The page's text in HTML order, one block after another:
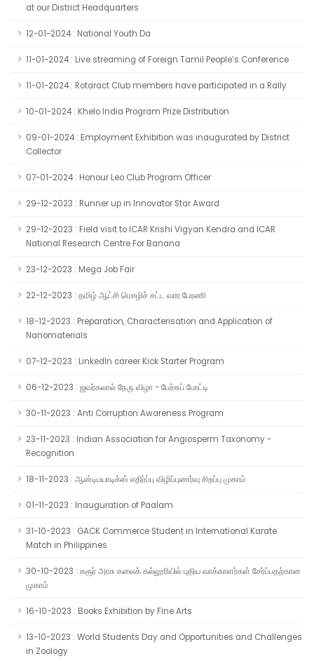
at our District Headquarters
12-01-2024 : National Youth Da
11-01-2024 : Live streaming of Foreign Tamil People’s Conference
11-01-2024 : Rotaract Club members have participated in a Rally
10-01-2024 : Khelo India Program Prize Distribution
09-01-2024 : Employment Exhibition was inaugurated by District
Collector
07-01-2024 : Honour Leo Club Program Officer
29-12-2023 : Runner up in Innovator Star Award
29-12-2023 : Field visit to ICAR Krishi Vigyan Kendra and ICAR
National Research Centre For Banana
23-12-2023 : Mega Job Fair
22-12-2023 : தமிழ் ஆட்சி மொழிச் சட்ட வார பேரணி
18-12-2023 : Preparation, Characterisation and Application of
Nanomaterials
07-12-2023 : LinkedIn career Kick Starter Program
06-12-2023 : ஜவர்கலால் நேரு விழா - பேச்சுப் போட்டி
30-11-2023 : Anti Corruption Awareness Program
23-11-2023 : Indian Association for Angiosperm Taxonomy -
Recognition
18-11-2023 : ஆன்டிபயாடிக்ஸ் எதிர்ப்பு விழிப்புணர்வு சிறப்பு முகாம்
01-11-2023 : Inauguration of Paalam
31-10-2023 : GACK Commerce Student in International Karate
Match in Philippines
30-10-2023 : கரூர் அரசு கலைக் கல்லூரியில் புதிய வாக்காளர்கள் சேர்ப்பதற்கான
முகாம்
16-10-2023 : Books Exhibition by Fine Arts
13-10-2023 : World Students Day and Opportunities and Challenges
in Zoology